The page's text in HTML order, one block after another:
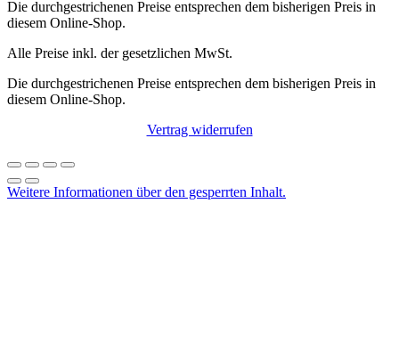
Die durchgestrichenen Preise entsprechen dem bisherigen Preis in
diesem Online-Shop.
Alle Preise inkl. der gesetzlichen MwSt.
Die durchgestrichenen Preise entsprechen dem bisherigen Preis in
diesem Online-Shop.
Vertrag widerrufen
Weitere Informationen über den gesperrten Inhalt.